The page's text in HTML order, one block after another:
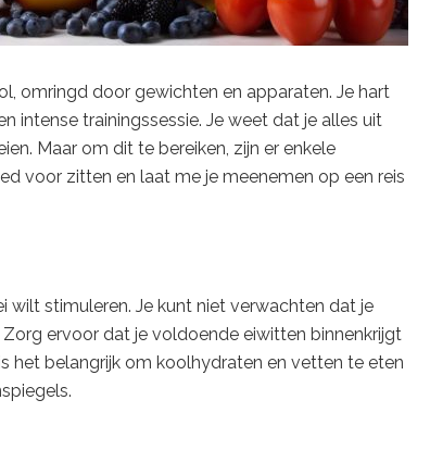
omringd door gewichten en apparaten. Je hart
intense trainingssessie. Je weet dat je alles uit
Maar om dit te bereiken, zijn er enkele
voor zitten en laat me je meenemen op een reis
wilt stimuleren. Je kunt niet verwachten dat je
ervoor dat je voldoende eiwitten binnenkrijgt
het belangrijk om koolhydraten en vetten te eten